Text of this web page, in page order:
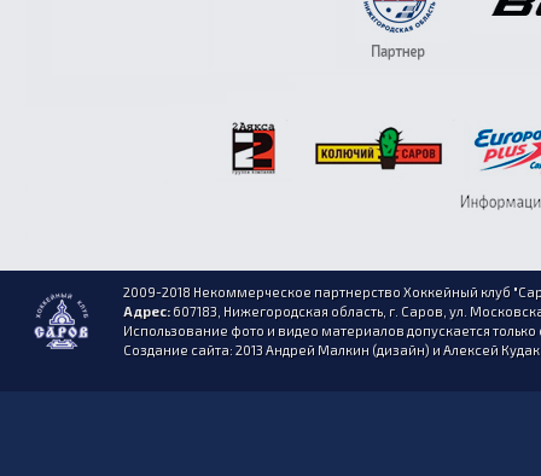
2009-2018 Некоммерческое партнерство Хоккейный клуб
Адрес:607183, Нижегородская область, г. Саров, ул.
Использование фото и видео материалов допускается
Создание сайта: 2013 Андрей Малкин (дизайн) и Алексей